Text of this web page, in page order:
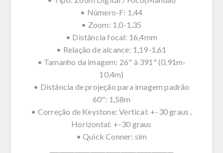
• Número-F: 1,44
• Zoom: 1,0-1,35
• Distância focal: 16,4mm
• Relação de alcance: 1,19-1,61
• Tamanho da imagem: 26" à 391" (0,91m-
10,4m)
• Distância de projeção para imagem padrão
60": 1,58m
• Correção de Keystone: Vertical: +-30 graus ,
Horizontal: +-30 graus
• Quick Conner: sim